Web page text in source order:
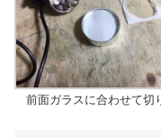
前面ガラスに合わせて切